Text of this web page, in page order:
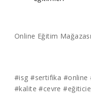
Online Eğitim Mağazası
#isg #sertifika #online
#kalite #cevre